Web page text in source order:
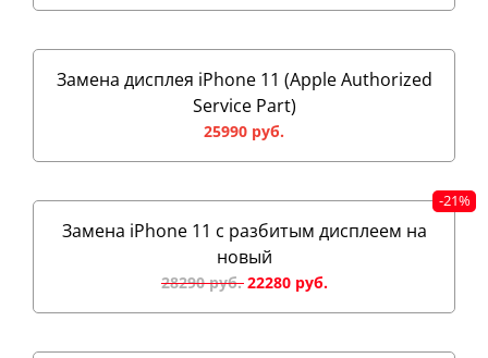
Замена дисплея iPhone 11 (Apple Authorized
Service Part)
25990 руб.
Замена iPhone 11 с разбитым дисплеем на
новый
28290 руб.